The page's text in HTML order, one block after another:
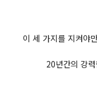
이 세 가지를 지켜야
20년간의 강